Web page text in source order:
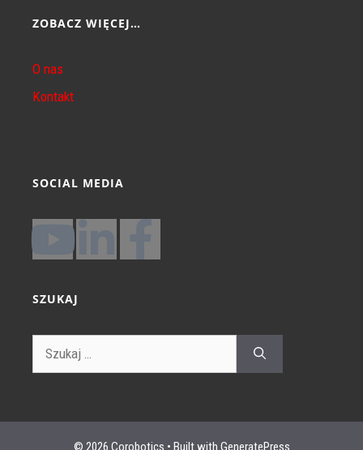
ZOBACZ WIĘCEJ…
O nas
Kontakt
SOCIAL MEDIA
SZUKAJ
© 2026 Corobotics • Built with GeneratePress